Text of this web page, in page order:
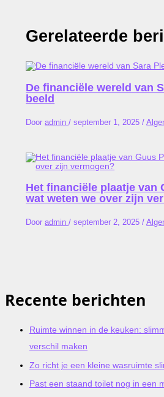
Gerelateerde
De financiële wereld van
beeld
Dooradmin/september 1, 2025/
Het financiële plaatje van
wat weten we over zijn
Dooradmin/september 2, 2025/
Recente berichten
Ruimte winnen in de keuken:
verschil maken
Zo richt je een kleine wasruimte
Past een staand toilet nog in een